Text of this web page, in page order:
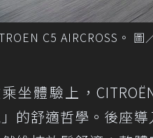
C5 AIRCROSS。 圖
坐體驗上，
的舒適哲學。後座